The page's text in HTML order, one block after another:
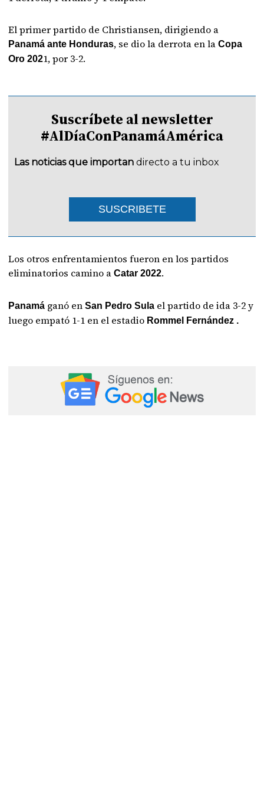
El primer partido de Christiansen, dirigiendo a
Panamá ante Honduras, se dio la derrota en laCopa
Oro 2021, por 3-2.
Suscríbete al newsletter
#AlDíaConPanamáAmérica
Las noticias que importan directo a tu inbox
SUSCRIBETE
Los otros enfrentamientos fueron en los partidos
eliminatorios camino aCatar 2022.
Panamá ganó enSan Pedro Sula el partido de ida 3-2 y
luego empató 1-1 en el estadio Rommel Fernández .